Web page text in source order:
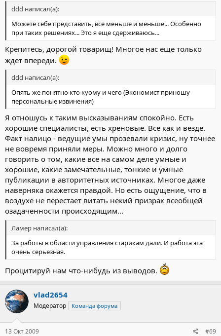
ddd написал(а):
Можете себе представить, все меньше и меньше... Особенно
при таких решениях... Это я еще сдерживаюсь...
Крепитесь, дорогой товарищ! Многое нас еще только
ждет впереди.
ddd написал(а):
Опять же понятно кто куому и чего (Экономист приношу
персональные извинения)
Я отношусь к таким высказываниям спокойно. Есть
хорошие специалисты, есть хреновые. Все как и везде.
Факт налицо - ведущие умы прозевали кризис, ну точнее
не вовремя приняли меры. Можно много и долго
говорить о том, какие все на самом деле умные и
хорошие, какие замечательные, тонкие и умные
публикации в авторитетных источниках. Многое даже
наверняка окажется правдой. Но есть ощущение, что в
воздухе не перестает витать некий призрак всеобщей
озадаченности происходящим...
Ламер написал(а):
За работы в области управления старикам дали. И работа эта
очень серьезная.
Процитируй нам что-нибудь из выводов.
vlad2654
Модератор Команда форума
13 Окт 2009 #69